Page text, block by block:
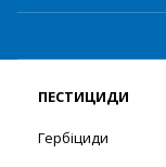
ПЕСТИЦИДИ
Гербіциди